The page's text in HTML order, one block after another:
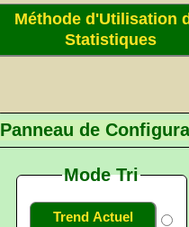
Méthode d'Utilisation
Statistiques
Panneau de
Mode Tri
Trend Actuel